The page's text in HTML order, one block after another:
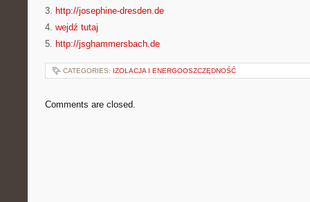
3. http://josephine-dresden.de
4. wejdź tutaj
5. http://jsghammersbach.de
CATEGORIES: IZOLACJA I ENERGOOSZCZĘDNOŚĆ
Comments are closed.